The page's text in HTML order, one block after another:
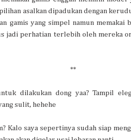
asalkan dipadukan dengan
gamis yang simpel namun
jadi perhatian terlebih oleh mereka
**
dilakukan dong yaa? Tampil
sulit, hehehe
Kalo saya sepertinya sudah siap